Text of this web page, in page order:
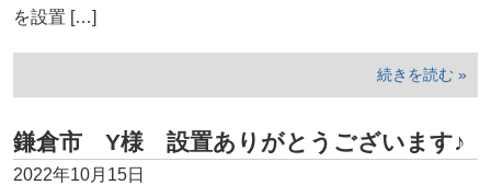
を設置 […]
続きを読む »
鎌倉市 Y様 設置ありがとうございます♪
2022年10月15日